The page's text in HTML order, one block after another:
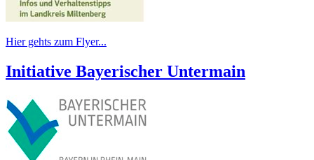
Hier gehts zum Flyer...
Initiative Bayerischer Untermain